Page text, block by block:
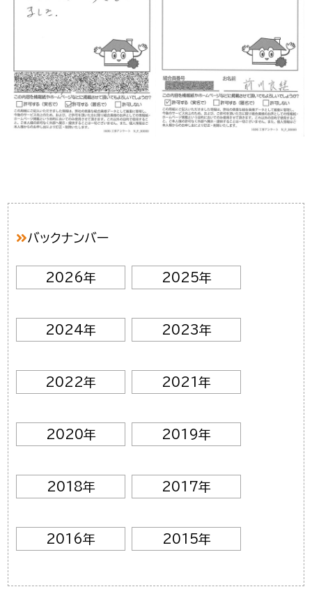
バックナンバー
2026年 2025年
2024年 2023年
2022年 2021年
2020年 2019年
2018年 2017年
2016年 2015年